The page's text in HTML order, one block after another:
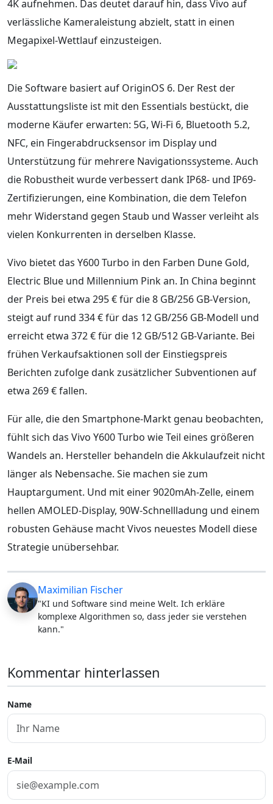
4K aufnehmen. Das deutet darauf hin, dass Vivo auf
verlässliche Kameraleistung abzielt, statt in einen
Megapixel-Wettlauf einzusteigen.
Die Software basiert auf OriginOS 6. Der Rest der
Ausstattungsliste ist mit den Essentials bestückt, die
moderne Käufer erwarten: 5G, Wi-Fi 6, Bluetooth 5.2,
NFC, ein Fingerabdrucksensor im Display und
Unterstützung für mehrere Navigationssysteme. Auch
die Robustheit wurde verbessert dank IP68- und IP69-
Zertifizierungen, eine Kombination, die dem Telefon
mehr Widerstand gegen Staub und Wasser verleiht als
vielen Konkurrenten in derselben Klasse.
Vivo bietet das Y600 Turbo in den Farben Dune Gold,
Electric Blue und Millennium Pink an. In China beginnt
der Preis bei etwa 295 € für die 8 GB/256 GB-Version,
steigt auf rund 334 € für das 12 GB/256 GB-Modell und
erreicht etwa 372 € für die 12 GB/512 GB-Variante. Bei
frühen Verkaufsaktionen soll der Einstiegspreis
Berichten zufolge dank zusätzlicher Subventionen auf
etwa 269 € fallen.
Für alle, die den Smartphone-Markt genau beobachten,
fühlt sich das Vivo Y600 Turbo wie Teil eines größeren
Wandels an. Hersteller behandeln die Akkulaufzeit nicht
länger als Nebensache. Sie machen sie zum
Hauptargument. Und mit einer 9020mAh-Zelle, einem
hellen AMOLED-Display, 90W-Schnellladung und einem
robusten Gehäuse macht Vivos neuestes Modell diese
Strategie unübersehbar.
Maximilian Fischer
"KI und Software sind meine Welt. Ich erkläre
komplexe Algorithmen so, dass jeder sie verstehen
kann."
Kommentar hinterlassen
Name
E-Mail